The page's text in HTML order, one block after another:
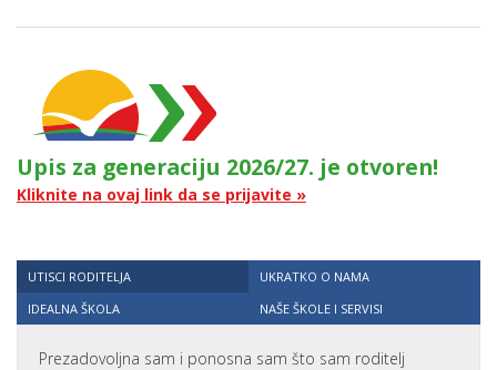
Upis za generaciju 2026/27. je otvoren!
Kliknite na ovaj link da se prijavite »
UTISCI RODITELJA
UKRATKO O NAMA
IDEALNA ŠKOLA
NAŠE ŠKOLE I SERVISI
Prezadovoljna sam i ponosna sam što sam roditelj